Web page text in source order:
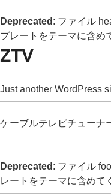
Deprecated : ファイル
プレートをテーマに含め
ZTV
Just another WordPress
ケーブルテレビチューナ
Deprecated : ファイル
レートをテーマに含めて